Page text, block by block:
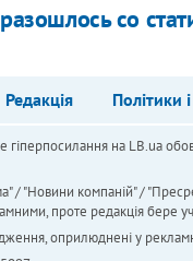
со
Редакція Політики
гіперпосилання на LB.ua
/ "Новини компаній" /
проте редакція бере
оприлюднені у